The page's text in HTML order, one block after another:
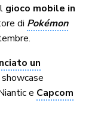
gioco mobile in
di Pokémon
un
e Capcom